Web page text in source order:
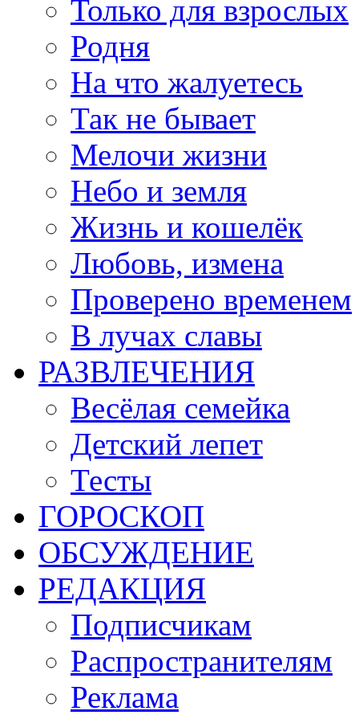
Только для взрослых
Родня
На что жалуетесь
Так не бывает
Мелочи жизни
Небо и земля
Жизнь и кошелёк
Любовь, измена
Проверено временем
В лучах славы
РАЗВЛЕЧЕНИЯ
Весёлая семейка
Детский лепет
Тесты
ГОРОСКОП
ОБСУЖДЕНИЕ
РЕДАКЦИЯ
Подписчикам
Распространителям
Реклама